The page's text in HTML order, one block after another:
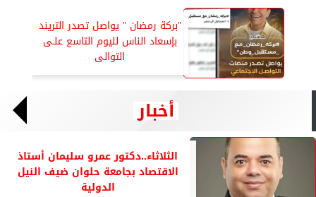
”بركة رمضان ” يواصل تصدر التريند
بإسعاد الناس لليوم التاسع علـى
التوالى
أخبار
الثلاثاء..دكتور عمرو سليمان أستاذ
الاقتصاد بجامعة حلوان ضيف النيل
الدولية